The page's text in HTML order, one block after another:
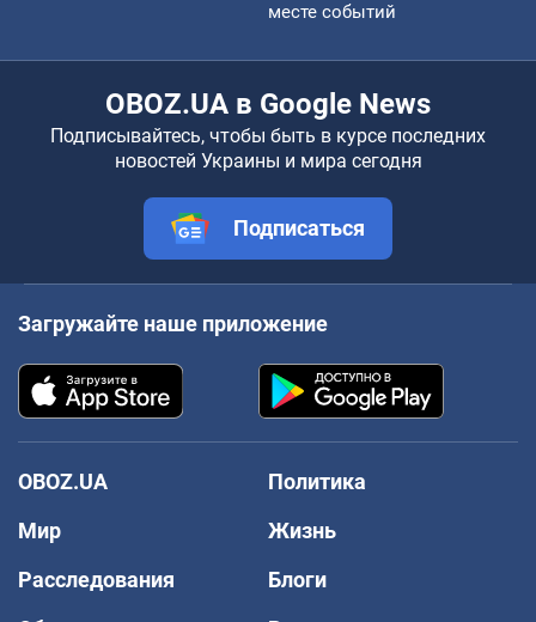
месте событий
OBOZ.UA в Google News
Подписывайтесь, чтобы быть в курсе последних
новостей Украины и мира сегодня
Подписаться
Загружайте наше приложение
OBOZ.UA
Политика
Мир
Жизнь
Расследования
Блоги